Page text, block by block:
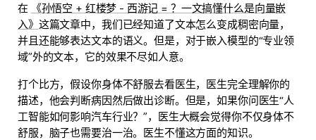
在
《孙悟空 + 红楼梦 - 西游记 = ？一文搞懂什么是向量嵌
入》 这篇文章中，我们已经知道了文本怎么变成稠密向量，
并且还能够表达文本的语义。但是，对于嵌入模型的“专业领
域”外的文本，它的效果不尽如人意。
打个比方，假设你身体不舒服去看医生，医生完全理解你的
描述，他会判断病因然后做出诊断。但是，如果你问医生“人
工智能如何影响汽车行业？”，医生大概会觉得你不仅身体不
舒服，脑子也需要治一治。医生不懂这方面的知识。